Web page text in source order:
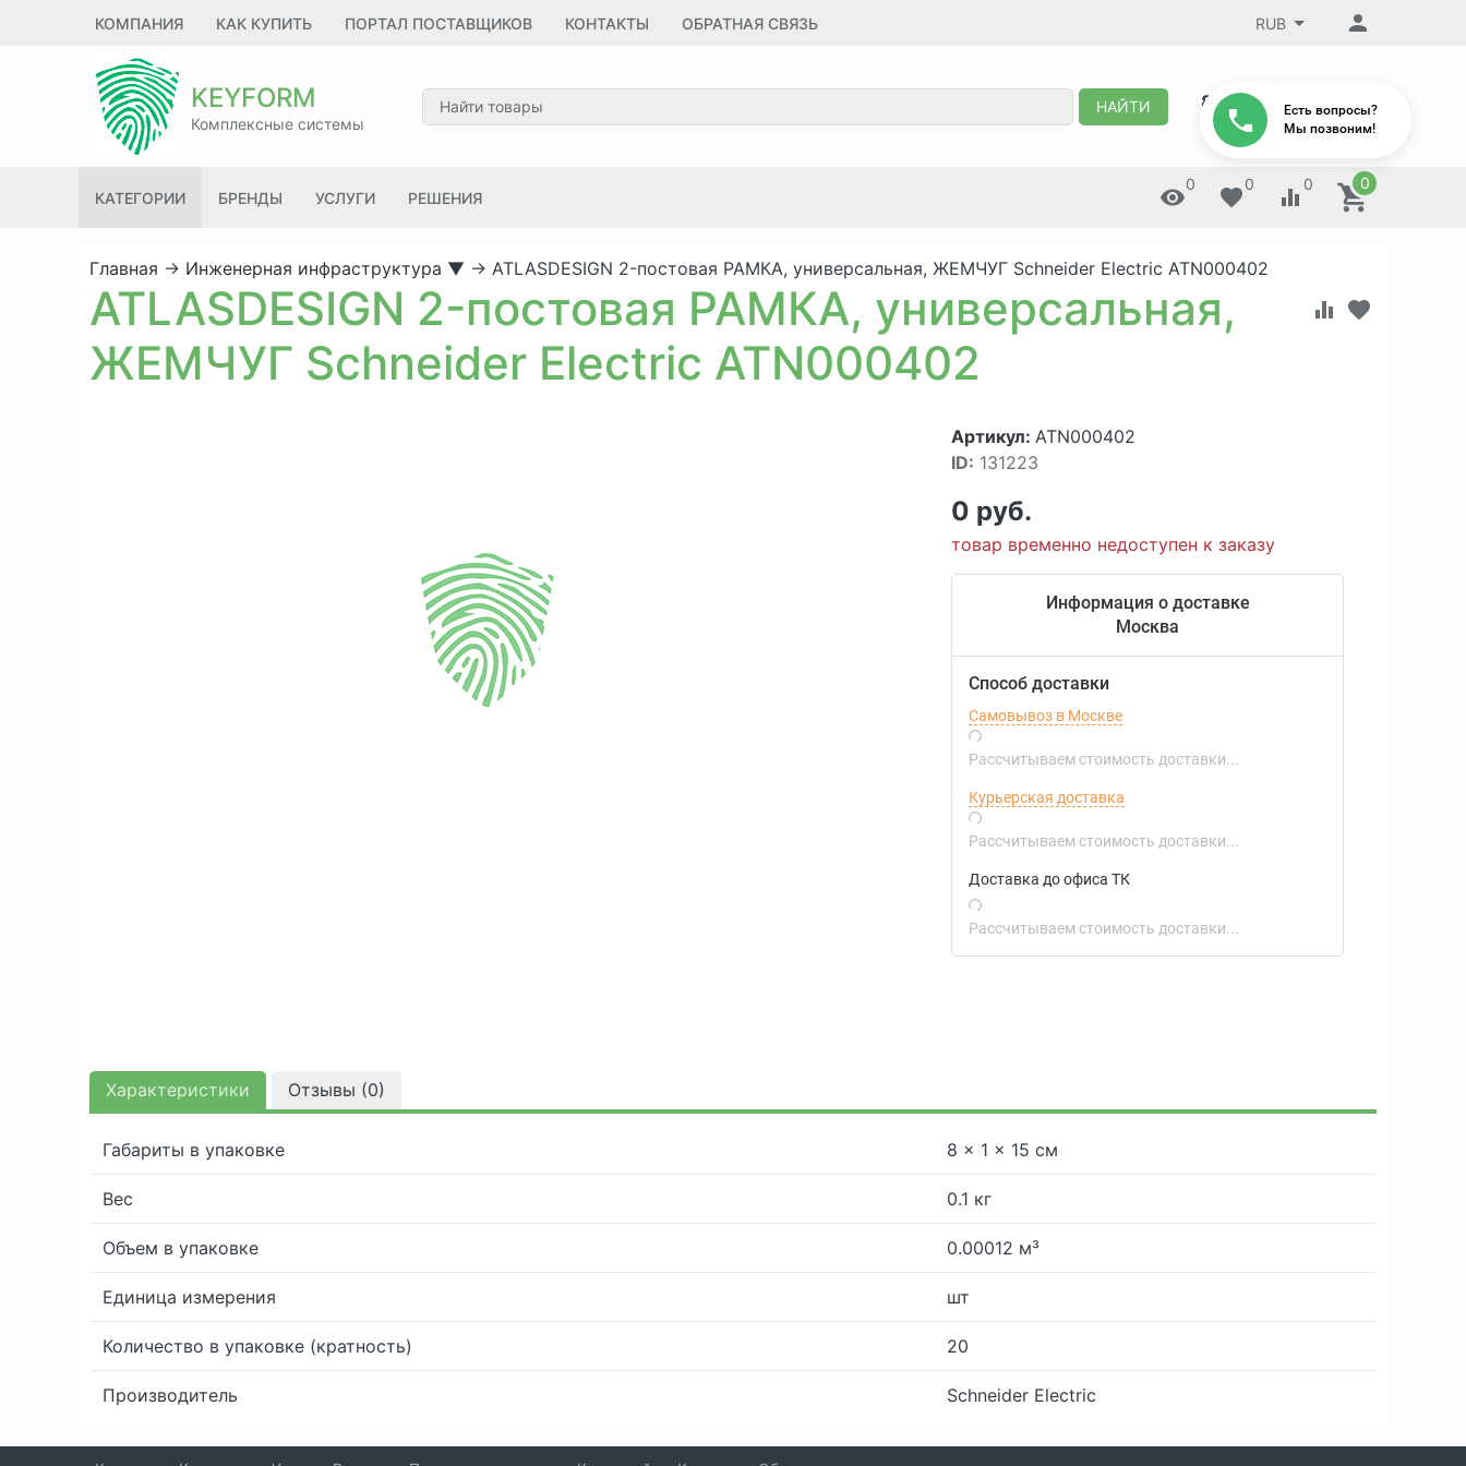
КОМПАНИЯ КАК КУПИТЬ ПОРТАЛ ПОСТАВЩИКОВ КОНТАКТЫ ОБРАТНАЯ СВЯЗЬ RUB
KEYFORM
Комплексные системы
НАЙТИ 8 (495) 647-88-32
КАТЕГОРИИ БРЕНДЫ УСЛУГИ РЕШЕНИЯ
0 0 0 0
Главная → Инженерная инфраструктура ▼ → ATLASDESIGN 2-постовая РАМКА, универсальная, ЖЕМЧУГ Schneider Electric ATN000402
ATLASDESIGN 2-постовая РАМКА, универсальная,
ЖЕМЧУГ Schneider Electric ATN000402
Артикул: ATN000402
ID: 131223
0 руб.
товар временно недоступен к заказу
Информация о доставке
Москва
Способ доставки
Самовывоз в Москве
Рассчитываем стоимость доставки...
Курьерская доставка
Рассчитываем стоимость доставки...
Доставка до офиса ТК
Рассчитываем стоимость доставки...
Характеристики Отзывы (0)
Габариты в упаковке 8 × 1 × 15 см
Вес 0.1 кг
Объем в упаковке 0.00012 м³
Единица измерения шт
Количество в упаковке (кратность) 20
Производитель Schneider Electric
Есть вопросы?
Мы позвоним!